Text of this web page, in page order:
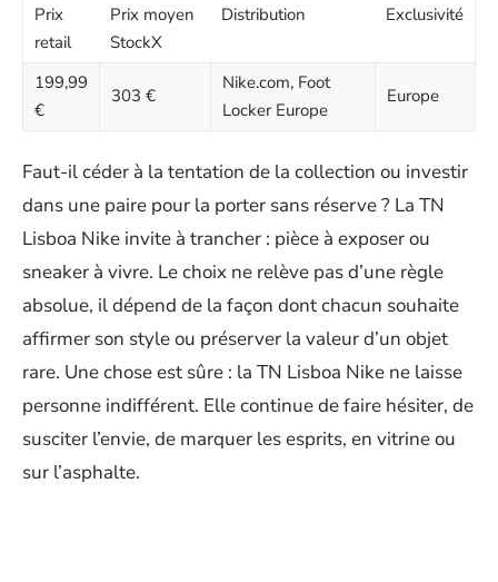
Prix
retail
Prix moyen
StockX
Distribution Exclusivité
199,99
€
303 €
Nike.com, Foot
Locker Europe
Europe
Faut-il céder à la tentation de la collection ou investir
dans une paire pour la porter sans réserve ? La TN
Lisboa Nike invite à trancher : pièce à exposer ou
sneaker à vivre. Le choix ne relève pas d’une règle
absolue, il dépend de la façon dont chacun souhaite
affirmer son style ou préserver la valeur d’un objet
rare. Une chose est sûre : la TN Lisboa Nike ne laisse
personne indifférent. Elle continue de faire hésiter, de
susciter l’envie, de marquer les esprits, en vitrine ou
sur l’asphalte.